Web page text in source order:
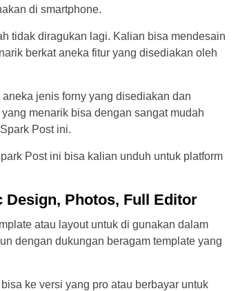
di smartphone.
tidak diragukan lagi. Kalian bisa mendesain
berkat aneka fitur yang disediakan oleh
jenis forny yang disediakan dan
menarik bisa dengan sangat mudah
Post ini.
Post ini bisa kalian unduh untuk platform
Design, Photos, Full Editor
atau layout untuk di gunakan dalam
dengan dukungan beragam template yang
ke versi yang pro atau berbayar untuk